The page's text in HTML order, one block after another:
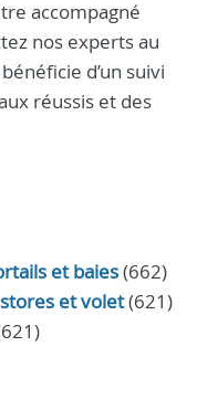
accompagné
nos experts au
d’un suivi
réussis et des
et baies(662)
et volet(621)